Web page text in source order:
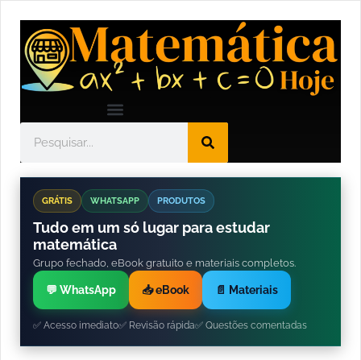
GRÁTIS WHATSAPP PRODUTOS
Tudo em um só lugar para estudar
matemática
Grupo fechado, eBook gratuito e materiais completos.
💬 WhatsApp 📥 eBook 📄 Materiais
✅ Acesso imediato✅ Revisão rápida✅ Questões comentadas